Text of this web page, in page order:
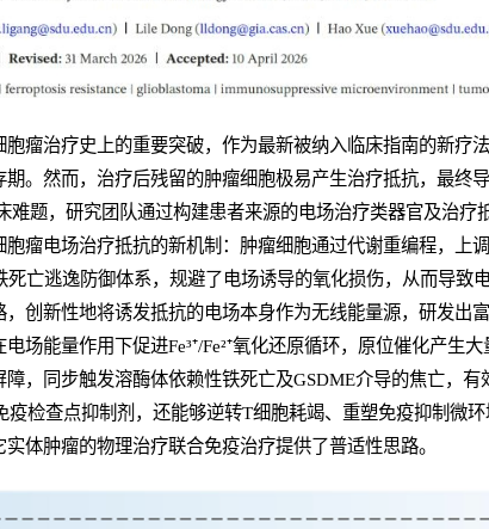
胞瘤治疗史上的重要突破，作为最新被纳入临床指南的新疗
。然而，治疗后残留的肿瘤细胞极易产生治疗抵抗，最终
难题，研究团队通过构建患者来源的电场治疗类器官及治疗
瘤电场治疗抵抗的新机制：肿瘤细胞通过代谢重编程，上
死亡逃逸防御体系，规避了电场诱导的氧化损伤，从而导致
创新性地将诱发抵抗的电场本身作为无线能量源，研发出
场能量作用下促进Fe³⁺/Fe²⁺氧化还原循环，原位催化产生
，同步触发溶酶体依赖性铁死亡及GSDME介导的焦亡，
疫检查点抑制剂，还能够逆转T细胞耗竭、重塑免疫抑制微
体肿瘤的物理治疗联合免疫治疗提供了普适性思路。